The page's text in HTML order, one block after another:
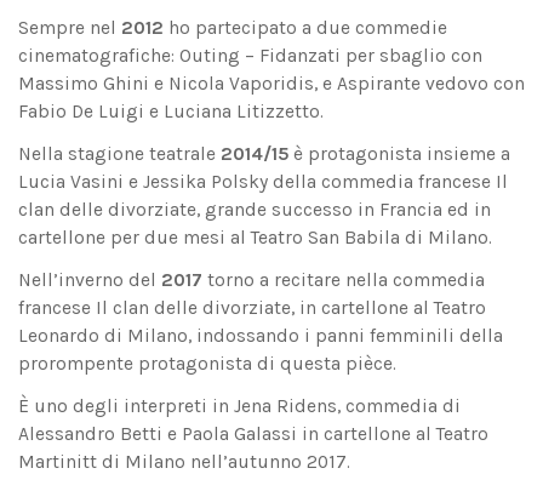
Sempre nel 2012 ho partecipato a due commedie
cinematografiche: Outing – Fidanzati per sbaglio con
Massimo Ghini e Nicola Vaporidis, e Aspirante vedovo con
Fabio De Luigi e Luciana Litizzetto.
Nella stagione teatrale 2014/15 è protagonista insieme a
Lucia Vasini e Jessika Polsky della commedia francese Il
clan delle divorziate, grande successo in Francia ed in
cartellone per due mesi al Teatro San Babila di Milano.
Nell’inverno del 2017 torno a recitare nella commedia
francese Il clan delle divorziate, in cartellone al Teatro
Leonardo di Milano, indossando i panni femminili della
prorompente protagonista di questa pièce.
È uno degli interpreti in Jena Ridens, commedia di
Alessandro Betti e Paola Galassi in cartellone al Teatro
Martinitt di Milano nell’autunno 2017.